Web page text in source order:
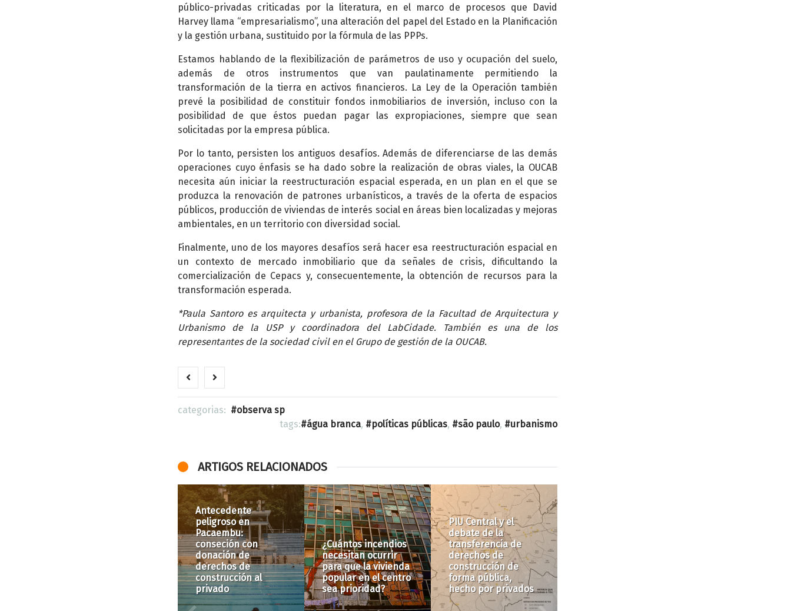
público-privadas criticadas por la literatura, en el marco de procesos que David
Harvey llama “empresarialismo”, una alteración del papel del Estado en la Planificación
y la gestión urbana, sustituido por la fórmula de las PPPs.
Estamos hablando de la flexibilización de parámetros de uso y ocupación del suelo,
además de otros instrumentos que van paulatinamente permitiendo la
transformación de la tierra en activos financieros. La Ley de la Operación también
prevé la posibilidad de constituir fondos inmobiliarios de inversión, incluso con la
posibilidad de que éstos puedan pagar las expropiaciones, siempre que sean
solicitadas por la empresa pública.
Por lo tanto, persisten los antiguos desafíos. Además de diferenciarse de las demás
operaciones cuyo énfasis se ha dado sobre la realización de obras viales, la OUCAB
necesita aún iniciar la reestructuración espacial esperada, en un plan en el que se
produzca la renovación de patrones urbanísticos, a través de la oferta de espacios
públicos, producción de viviendas de interés social en áreas bien localizadas y mejoras
ambientales, en un territorio con diversidad social.
Finalmente, uno de los mayores desafíos será hacer esa reestructuración espacial en
un contexto de mercado inmobiliario que da señales de crisis, dificultando la
comercialización de Cepacs y, consecuentemente, la obtención de recursos para la
transformación esperada.
*Paula Santoro es arquitecta y urbanista, profesora de la Facultad de Arquitectura y
Urbanismo de la USP y coordinadora del LabCidade. También es una de los
representantes de la sociedad civil en el Grupo de gestión de la OUCAB.
categorias:
observa sp
tags:
água branca, políticas públicas, são paulo, urbanismo
ARTIGOS RELACIONADOS
Región de la Luz en
Disputa: Mapeo de
los procesos en
curso
Las (im)
posibilidades de
producir viviendas
sociales en OUC
Água Branca
Prioridad en la
vacunación
negligencia la
geografía del Covid-
19 en São Paulo